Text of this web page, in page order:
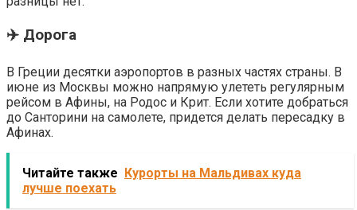
✈️ Дорога
В Греции десятки аэропортов в разных частях страны. В
июне из Москвы можно напрямую улететь регулярным
рейсом в Афины, на Родос и Крит. Если хотите добраться
до Санторини на самолете, придется делать пересадку в
Афинах.
Читайте также Курорты на Мальдивах куда
лучше поехать